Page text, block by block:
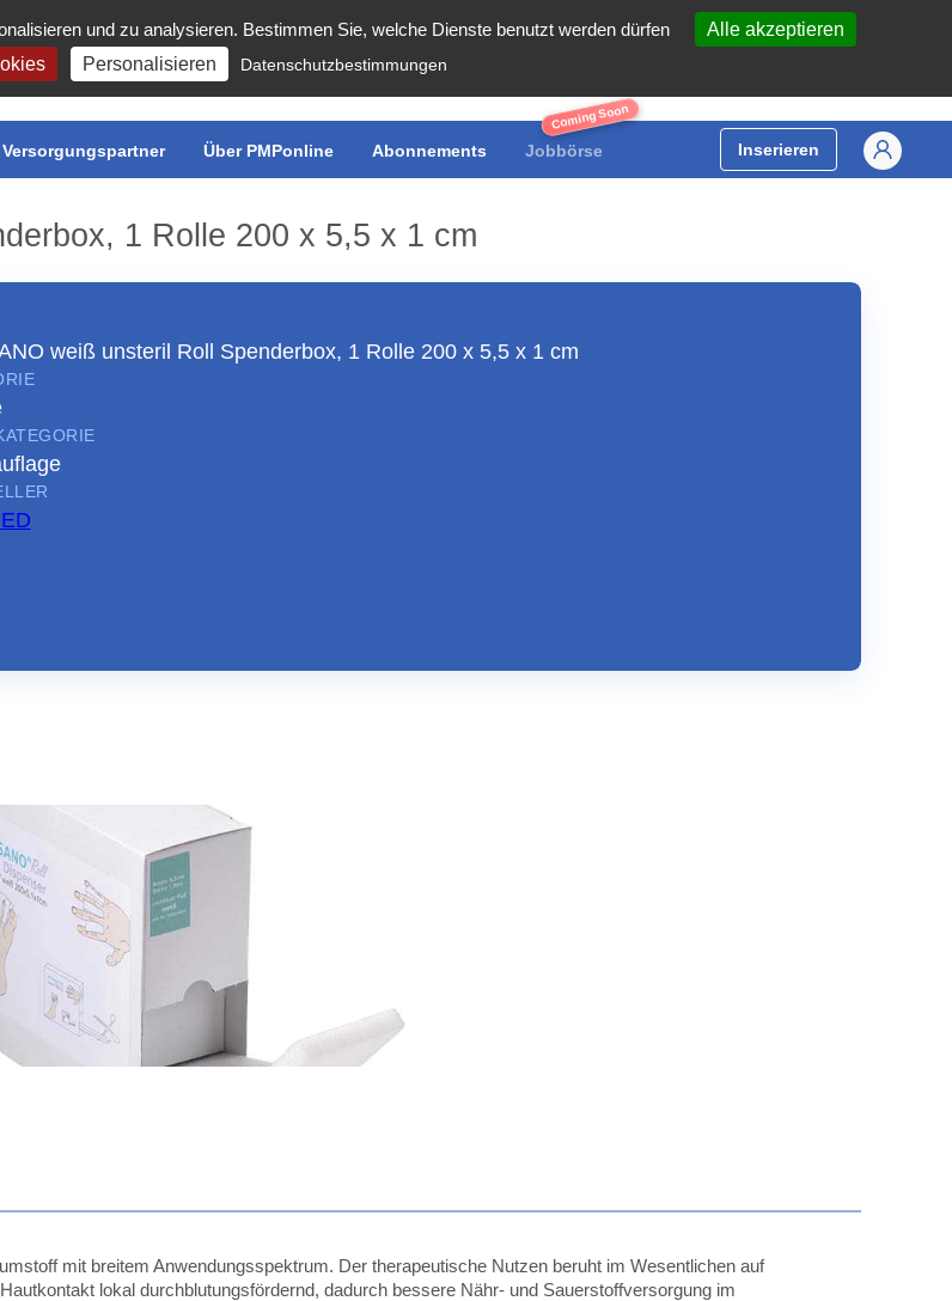
und zu analysieren. Bestimmen Sie, welche Dienste benutzt werden dürfen
Alle akzeptieren
Personalisieren Datenschutzbestimmungen
Versorgungspartner Über PMPonline Abonnements
Coming Soon
Jobbörse Inserieren
1 Rolle 200 x 5,5 x 1 cm
weiß unsteril Roll Spenderbox, 1 Rolle 200 x 5,5 x 1 cm
mit breitem Anwendungsspektrum. Der therapeutische Nutzen beruht im Wesentlichen auf
lokal durchblutungsfördernd, dadurch bessere Nähr- und Sauerstoffversorgung im